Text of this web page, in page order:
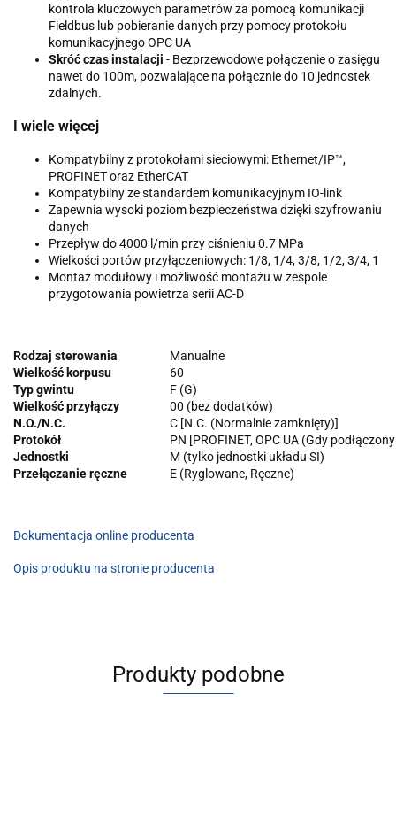
kontrola kluczowych parametrów za pomocą komunikacji
Fieldbus lub pobieranie danych przy pomocy protokołu
komunikacyjnego OPC UA
Skróć czas instalacji - Bezprzewodowe połączenie o zasięgu
nawet do 100m, pozwalające na połącznie do 10 jednostek
zdalnych.
I wiele więcej
Kompatybilny z protokołami sieciowymi: Ethernet/IP™,
PROFINET oraz EtherCAT
Kompatybilny ze standardem komunikacyjnym IO-link
Zapewnia wysoki poziom bezpieczeństwa dzięki szyfrowaniu
danych
Przepływ do 4000 l/min przy ciśnieniu 0.7 MPa
Wielkości portów przyłączeniowych: 1/8, 1/4, 3/8, 1/2, 3/4, 1
Montaż modułowy i możliwość montażu w zespole
przygotowania powietrza serii AC-D
Rodzaj sterowania
Manualne
Wielkość korpusu
60
Typ gwintu
F (G)
Wielkość przyłączy
00 (bez dodatków)
N.O./N.C.
C [N.C. (Normalnie zamknięty)]
Protokół
PN [PROFINET, OPC UA (Gdy
Jednostki
M (tylko jednostki układu SI)
Przełączanie ręczne
E (Ryglowane, Ręczne)
Dokumentacja online producenta
Opis produktu na stronie producenta
Produkty podobne